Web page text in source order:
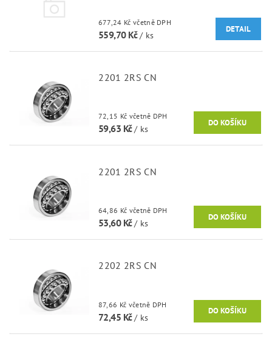
677,24 Kč včetně DPH
559,70 Kč/ ks
DETAIL
2201 2RS CN
72,15 Kč včetně DPH
59,63 Kč/ ks
2201 2RS CN
64,86 Kč včetně DPH
53,60 Kč/ ks
2202 2RS CN
87,66 Kč včetně DPH
72,45 Kč/ ks